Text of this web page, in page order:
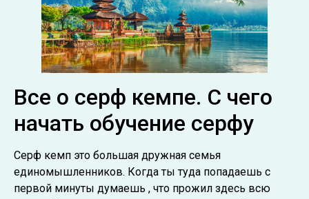
Все о серф кемпе. С чего
начать обучение серфу
Серф кемп это большая дружная семья
единомышленников. Когда ты туда попадаешь с
первой минуты думаешь , что прожил здесь всю